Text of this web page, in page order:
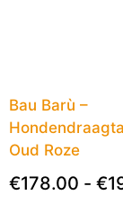
Bau Barù –
Oud Roze
€178.00 - €